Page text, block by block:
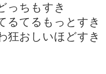
っちもすき
るてるもっとすき
狂おしいほどすき